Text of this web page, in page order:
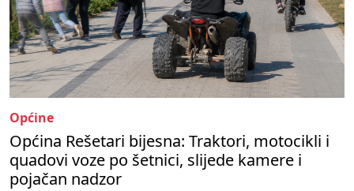
Općine
Općina Rešetari bijesna: Traktori, motocikli i
quadovi voze po šetnici, slijede kamere i
pojačan nadzor